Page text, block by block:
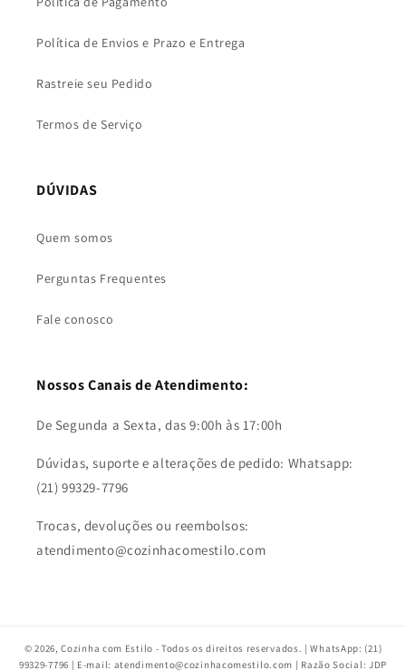
Política de Envios e Prazo e Entrega
Rastreie seu Pedido
Termos de Serviço
DÚVIDAS
Quem somos
Perguntas Frequentes
Fale conosco
Nossos Canais de Atendimento:
De Segunda a Sexta, das 9:00h às 17:00h
Dúvidas, suporte e alterações de pedido: Whatsapp:
(21) 99329-7796
Trocas, devoluções ou reembolsos:
atendimento@cozinhacomestilo.com
© 2026,Cozinha com Estilo - Todos os direitos reservados. | WhatsApp: (21)
99329-7796 | E-mail: atendimento@cozinhacomestilo.com | Razão Social: JDP